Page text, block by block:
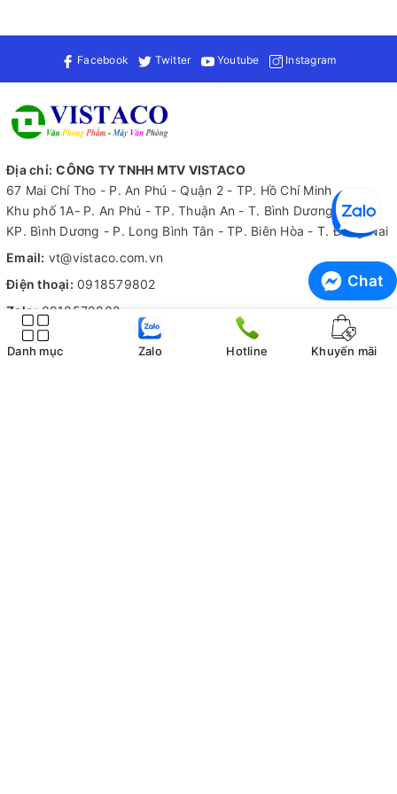
Giỏ siêu thị Duy Tân không nắp No.724 là lựa chọn hoàn hảo
cho những ai cần một sản phẩm bền, đẹp và tiện lợi khi mua
sắm. Với chất liệu nhựa PP cao cấp, sản phẩm đảm bảo độ bền
cao, an toàn cho người dùng.
Để biết thêm thông tin về sản phẩm này cũng như tìm hiểu
thêm về các loại văn phòng phẩm khác, hãy liên hệ ngay với
Vistaco - Văn phòng phẩm Bình Dương: 0911 548 289 (zalo) để
được tư vấn chi tiết hơn!
Facebook Twitter Youtube Instagram
Địa chỉ: CÔNG TY TNHH MTV VISTACO
67 Mai Chí Tho - P. An Phú - Quận 2 - TP. Hồ Chí Minh
Khu phố 1A- P. An Phú - TP. Thuận An - T. Bình Dương
KP. Bình Dương - P. Long Bình Tân - TP. Biên Hòa - T. Đồng Nai
Email: vt@vistaco.com.vn
Điện thoại: 0918579802
Zalo: 0918579802
Tiếp nhận thông tin
Danh mục Zalo Hotline Khuyến mãi
Chat